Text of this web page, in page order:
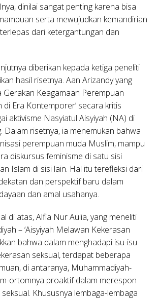
dinilai sangat penting karena bisa
serta mewujudkan kemandirian
dari ketergantungan dan
diberikan kepada ketiga peneliti
hasil risetnya. Aan Arizandy yang
Gerakan Keagamaan Perempuan
di Era Kontemporer’ secara kritis
aktivisme Nasyiatul Aisyiyah (NA) di
Dalam risetnya, ia menemukan bahwa
perempuan muda Muslim, mampu
diskursus feminisme di satu sisi
Islam di sisi lain. Hal itu terefleksi dari
dan perspektif baru dalam
dan amal usahanya.
di atas, Alfia Nur Aulia, yang meneliti
– ‘Aisyiyah Melawan Kekerasan
bahwa dalam menghadapi isu-isu
seksual, terdapat beberapa
di antaranya, Muhammadiyah-
ortomnya proaktif dalam merespon
Khususnya lembaga-lembaga